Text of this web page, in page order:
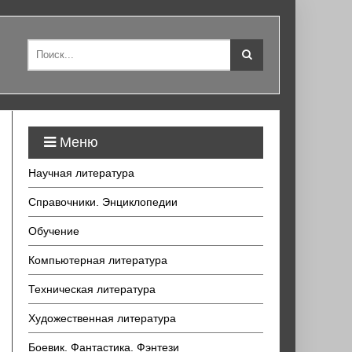
Меню
Научная литература
Справочники. Энциклопедии
Обучение
Компьютерная литература
Техническая литература
Художественная литература
Боевик. Фантастика. Фэнтези